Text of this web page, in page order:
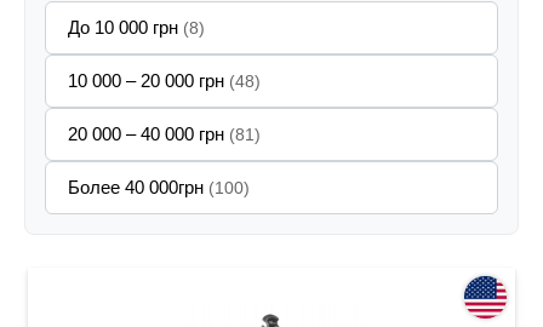
До 10 000 грн (8)
10 000 – 20 000 грн (48)
20 000 – 40 000 грн (81)
Более 40 000грн (100)